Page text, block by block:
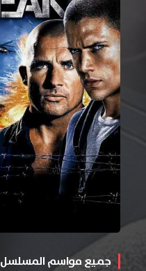
جميع مواسم المسلسل